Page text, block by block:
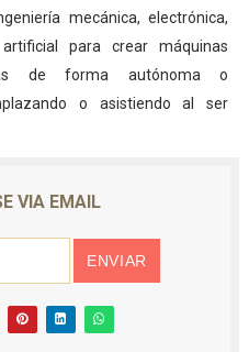
mecánica, electrónica,
para crear máquinas
de forma autónoma o
o asistiendo al ser
VIA EMAIL